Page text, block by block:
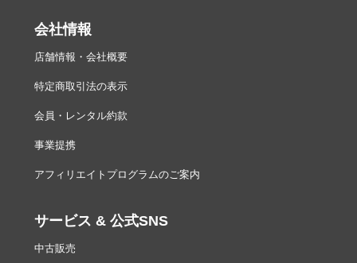
会社情報
店舗情報・会社概要
特定商取引法の表示
会員・レンタル約款
事業提携
アフィリエイトプログラムのご案内
サービス & 公式SNS
中古販売